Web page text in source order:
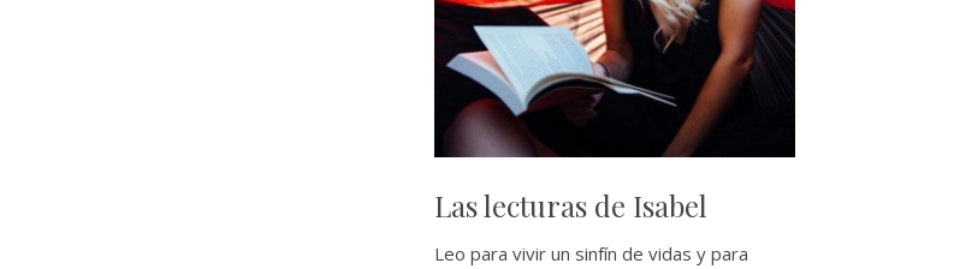
Las lecturas de Isabel
Leo para vivir un sinfín de vidas y para